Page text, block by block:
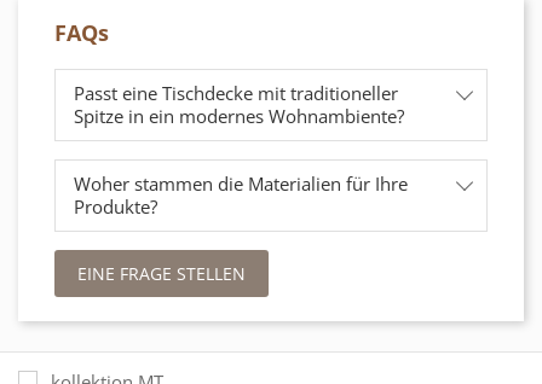
FAQs
Passt eine Tischdecke mit traditioneller
Spitze in ein modernes Wohnambiente?
Woher stammen die Materialien für Ihre
Produkte?
EINE FRAGE STELLEN